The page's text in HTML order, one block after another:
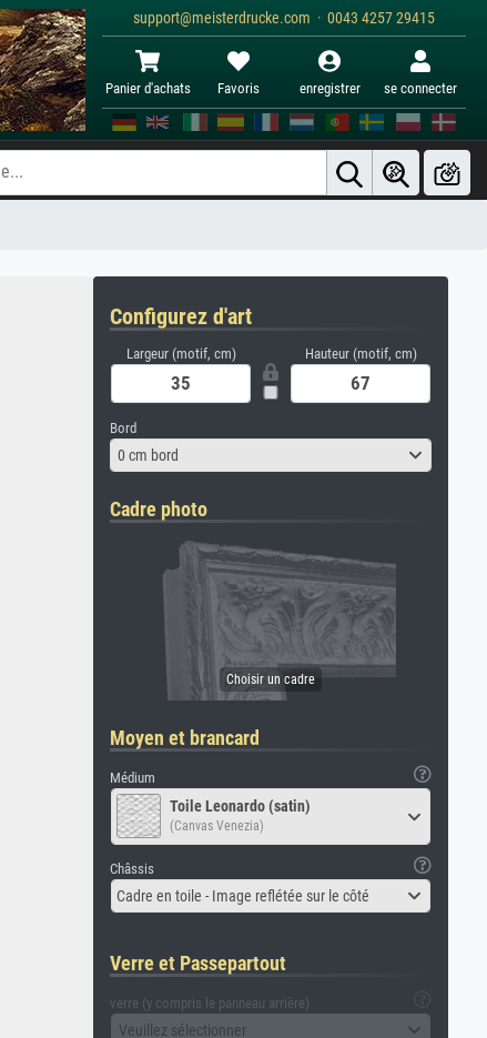
support@meisterdrucke.com · 0043 4257 29415
Panier d'achats Favoris enregistrer se connecter
Configurez d'art
Largeur (motif, cm) Hauteur (motif, cm)
Bord
0 cm bord
Cadre photo
Moyen et brancard
Médium
Toile Leonardo (satin)
(Canvas Venezia)
Châssis
Cadre en toile - Image reflétée sur le côté
Verre et Passepartout
verre (y compris le panneau arrière)
Veuillez sélectionner